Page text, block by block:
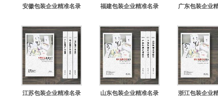
安徽包装企业精准名录 福建包装企业精准名录 广东包装企业
江苏包装企业精准名录 山东包装企业精准名录 浙江包装企业